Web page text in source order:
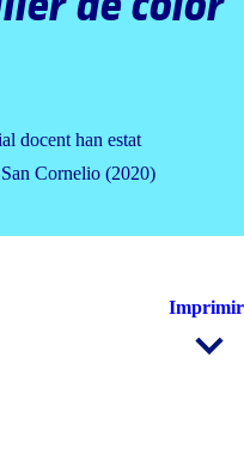
docent han estat
Cornelio (2020)
Imprimir